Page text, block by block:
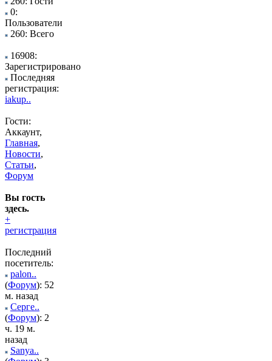
0:
Пользователи
260: Всего
16908:
Зарегистрировано
Последняя
регистрация:
iakup..
Гости:
Аккаунт,
Главная,
Новости,
Статьи,
Форум
Вы гость
здесь.
+
регистрация
Последний
посетитель:
palon..
(Форум): 52
м. назад
Серге..
(Форум): 2
ч. 19 м.
назад
Sanya..